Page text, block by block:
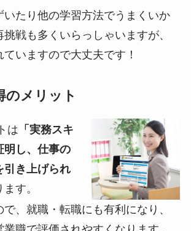
たり他の学習方法でうまくいか
戦も多くいらっしゃいますが、
いますので大丈夫です！
のメリット
は 「実務スキ
明し、仕事の
引き上げられ
す。
、就職・転職にも有利になり、